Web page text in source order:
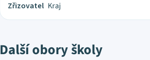
Zřizovatel Kraj
Další obory školy